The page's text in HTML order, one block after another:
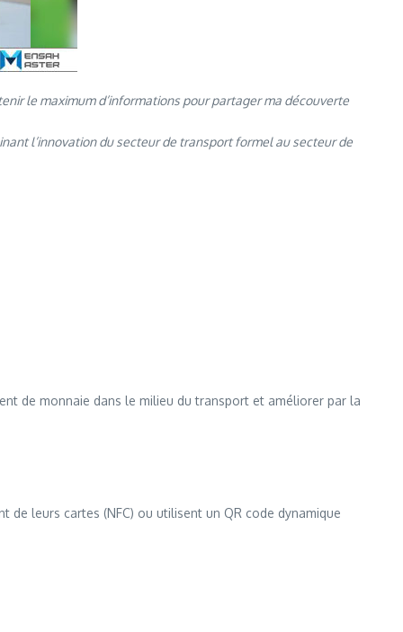
le maximum d’informations pour partager ma découverte
l’innovation du secteur de transport formel au secteur de
de monnaie dans le milieu du transport et améliorer par la
leurs cartes (NFC) ou utilisent un QR code dynamique